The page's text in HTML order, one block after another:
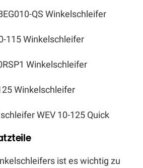
QS Winkelschleifer
115 Winkelschleifer
Winkelschleifer
Winkelschleifer
WEV 10-125 Quick
ist es wichtig zu